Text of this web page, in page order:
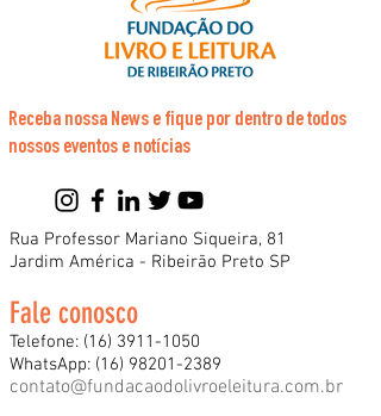
Receba nossa News e fique por dentro de todos
nossos eventos e notícias
Rua Professor Mariano Siqueira, 81
Jardim América - Ribeirão Preto SP
Fale conosco
Telefone: (16) 3911-1050
WhatsApp: (16) 98201-2389
contato@fundacaodolivroeleitura.com.br